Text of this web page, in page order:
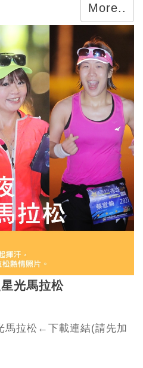
More..
光馬拉松
馬拉松←下載連結(請先加